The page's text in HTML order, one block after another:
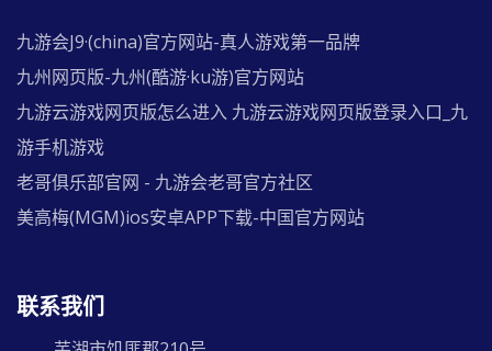
九游会J9·(china)官方网站-真人游戏第一品牌
九州网页版-九州(酷游·ku游)官方网站
九游云游戏网页版怎么进入 九游云游戏网页版登录入口_九
游手机游戏
老哥俱乐部官网 - 九游会老哥官方社区
美高梅(MGM)ios安卓APP下载-中国官方网站
联系我们